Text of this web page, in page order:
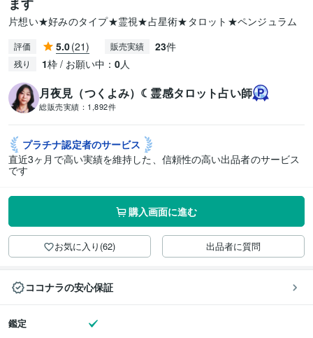
片想い★好みのタイプ★霊視★占星術★タロット★ペンジュラム
評価 5.0(21) 販売実績 23件
残り 1枠 / お願い中： 0人
月夜見（つくよみ）☾霊感タロット占い師
総販売実績： 1,892件
プラチナ認定者のサービス
直近3ヶ月で高い実績を維持した、信頼性の高い出品者のサービス
です
購入画面に進む
お気に入り(62) 出品者に質問
ココナラの安心保証
鑑定